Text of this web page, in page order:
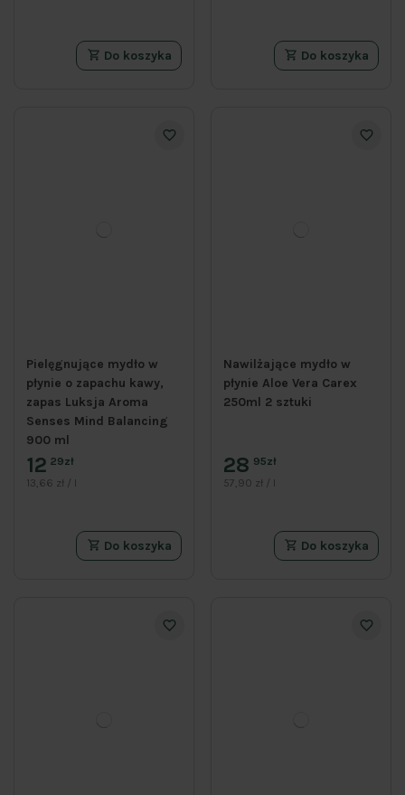
Do koszyka Do koszyka
Pielęgnujące mydło w
płynie o zapachu kawy,
zapas Luksja Aroma
Senses Mind Balancing
900 ml
12 29zł
13,66 zł / l
Do koszyka
Nawilżające mydło w
płynie Aloe Vera Carex
250ml 2 sztuki
28 95zł
57,90 zł / l
Do koszyka